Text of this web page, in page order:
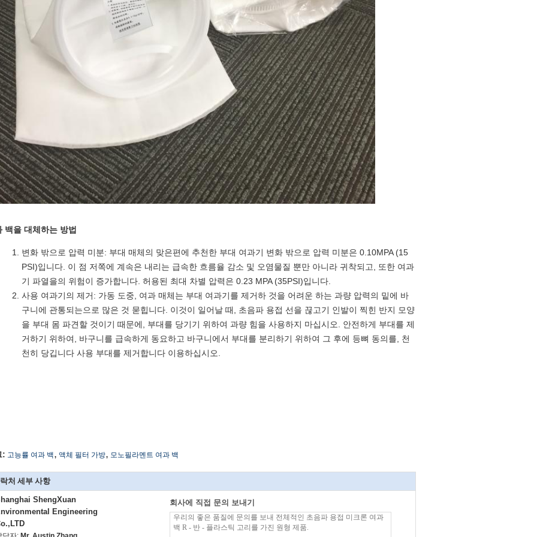
백을 대체하는 방법
변화 밖으로 압력 미분: 부대 매체의 맞은편에 추천한 부대 여과기 변화 밖으로 압력 미분은 0.10MPA (15
PSI)입니다. 이 점 저쪽에 계속은 내리는 급속한 흐름율 감소 및 오염물질 뿐만 아니라 귀착되고, 또한 여과
기 파열을의 위험이 증가합니다. 허용된 최대 차별 압력은 0.23 MPA (35PSI)입니다.
사용 여과기의 제거: 가동 도중, 여과 매체는 부대 여과기를 제거하 것을 어려운 하는 과량 압력의 밑에 바
구니에 관통되는으로 많은 것 묻힙니다. 이것이 일어날 때, 초음파 용접 선을 끊고기 인발이 찍힌 반지 모양
을 부대 몸 파견할 것이기 때문에, 부대를 당기기 위하여 과량 힘을 사용하지 마십시오. 안전하게 부대를 제
거하기 위하여, 바구니를 급속하게 동요하고 바구니에서 부대를 분리하기 위하여 그 후에 등뼈 동의를, 천
천히 당깁니다 사용 부대를 제거합니다 이용하십시오.
: 고능률 여과 백, 액체 필터 가방, 모노필라멘트 여과 백
처 세부 사항
ShengXuan
Engineering
회사에 직접 문의 보내기